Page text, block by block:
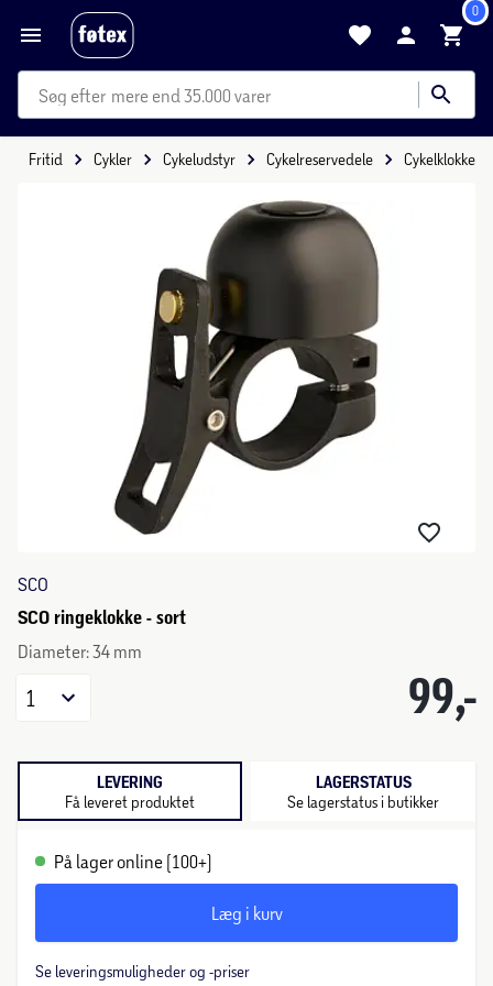
0
mere end 35.000 varer
Fritid Cykler Cykeludstyr Cykelreservedele Cykelklokke
SCO
SCO ringeklokke - sort
Diameter: 34 mm
99,-
1
LEVERING
Få leveret produktet
LAGERSTATUS
Se lagerstatus i butikker
På lager online (100+)
Læg i kurv
Se leveringsmuligheder og -priser